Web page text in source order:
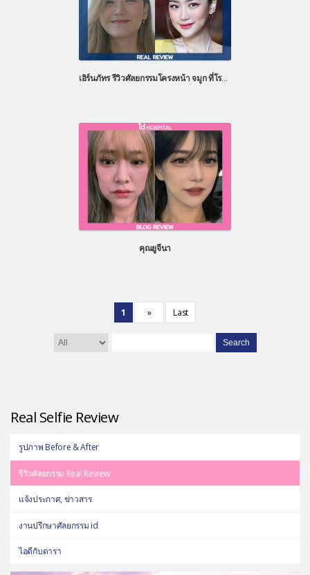
เอิร์นภัทร รีวิวศัลยกรรมโครงหน้า จมูก ที่โรงพยาบาลไอดี ประเทศเกาหลี
คุณยูจีนา
1 » Last
Search
Real Selfie Review
รูปภาพ Before & After
รีวิวศัลยกรรม Real Review
แจ้งประกาศ, ข่าวสาร
งานปรึกษาศัลยกรรม id
ไอดีกับดารา